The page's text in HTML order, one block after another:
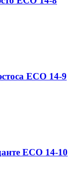
ЕСО 14-9
ЕСО 14-10